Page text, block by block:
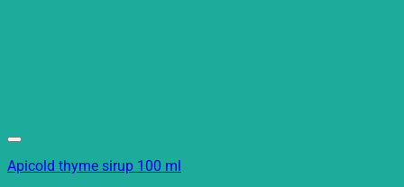
Apicold thyme sirup 100 ml